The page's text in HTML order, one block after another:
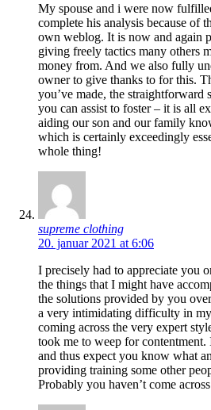
My spouse and i were now
complete his analysis because of
own weblog. It is now and again
giving freely tactics many others
money from. And we also fully
owner to give thanks to for this.
you’ve made, the straightforward
you can assist to foster – it is all
aiding our son and our family
which is certainly exceedingly
whole thing!
supreme clothing
20. januar 2021 at 6:06
I precisely had to appreciate you
the things that I might have
the solutions provided by you
a very intimidating difficulty in
coming across the very expert
took me to weep for contentment.
and thus expect you know what
providing training some other
Probably you haven’t come